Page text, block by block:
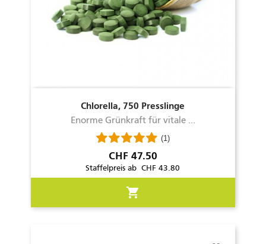
Chlorella, 750 Presslinge
Enorme Grünkraft für vitale ...
(1)
Preis
CHF 47.50
Staffelpreis ab CHF 43.80
shopping_cart